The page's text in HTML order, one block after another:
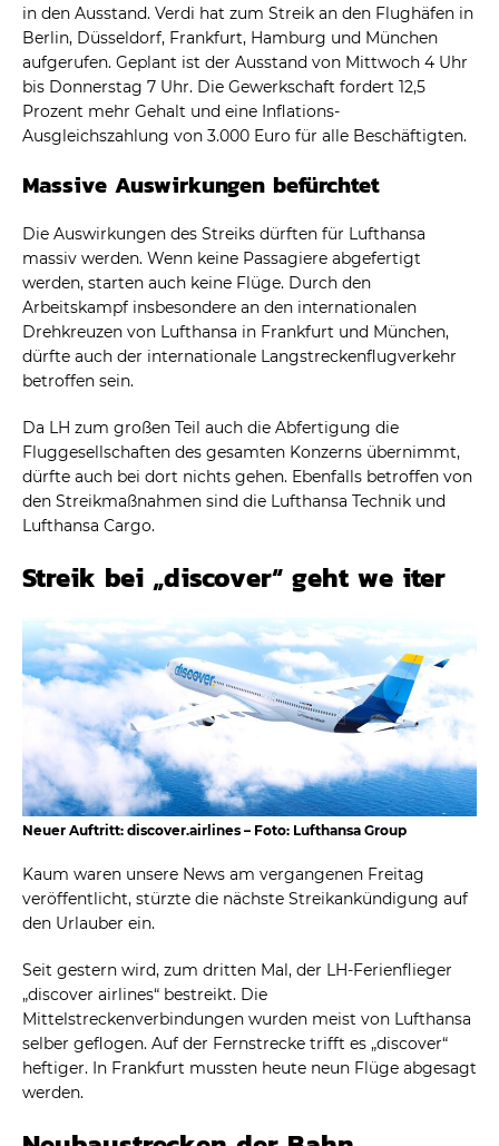
in den Ausstand. Verdi hat zum Streik an den Flughäfen in
Berlin, Düsseldorf, Frankfurt, Hamburg und München
aufgerufen. Geplant ist der Ausstand von Mittwoch 4 Uhr
bis Donnerstag 7 Uhr. Die Gewerkschaft fordert 12,5
Prozent mehr Gehalt und eine Inflations-
Ausgleichszahlung von 3.000 Euro für alle Beschäftigten.
Massive Auswirkungen befürchtet
Die Auswirkungen des Streiks dürften für Lufthansa
massiv werden. Wenn keine Passagiere abgefertigt
werden, starten auch keine Flüge. Durch den
Arbeitskampf insbesondere an den internationalen
Drehkreuzen von Lufthansa in Frankfurt und München,
dürfte auch der internationale Langstreckenflugverkehr
betroffen sein.
Da LH zum großen Teil auch die Abfertigung die
Fluggesellschaften des gesamten Konzerns übernimmt,
dürfte auch bei dort nichts gehen. Ebenfalls betroffen von
den Streikmaßnahmen sind die Lufthansa Technik und
Lufthansa Cargo.
Streik bei „discover“ geht we iter
Neuer Auftritt: discover.airlines – Foto: Lufthansa Group
Kaum waren unsere News am vergangenen Freitag
veröffentlicht, stürzte die nächste Streikankündigung auf
den Urlauber ein.
Seit gestern wird, zum dritten Mal, der LH-Ferienflieger
„discover airlines“ bestreikt. Die
Mittelstreckenverbindungen wurden meist von Lufthansa
selber geflogen. Auf der Fernstrecke trifft es „discover“
heftiger. In Frankfurt mussten heute neun Flüge abgesagt
werden.